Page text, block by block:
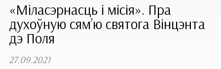
«Міласэрнасць і місія». Пра
духоўную сям’ю святога Вінцэнта
дэ Поля
27.09.2021